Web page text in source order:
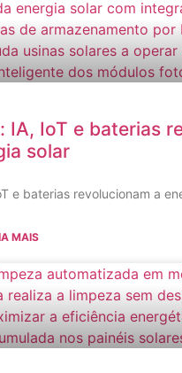
IA, IoT e baterias
solar
e baterias revolucionam a
MAIS